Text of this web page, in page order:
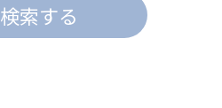
検索する